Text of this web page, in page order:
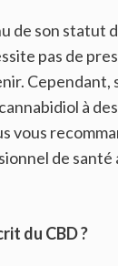
de son statut
pas de
Cependant,
à
vous
de santé
du CBD ?